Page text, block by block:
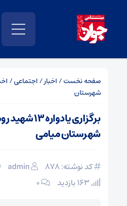
صفحه نخست/ اخبار/ اجتماعی/
شهرستان
برگزاری
شهرستان میامی
کد نوشته: 878 admin
۰